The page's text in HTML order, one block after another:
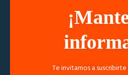
Te invitamos a